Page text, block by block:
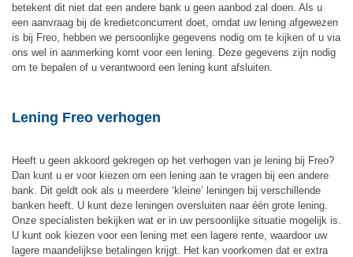
betekent dit niet dat een andere bank u geen aanbod zal doen. Als u
een aanvraag bij de kredietconcurrent doet, omdat uw lening afgewezen
is bij Freo, hebben we persoonlijke gegevens nodig om te kijken of u via
ons wel in aanmerking komt voor een lening. Deze gegevens zijn nodig
om te bepalen of u verantwoord een lening kunt afsluiten.
Lening Freo verhogen
Heeft u geen akkoord gekregen op het verhogen van je lening bij Freo?
Dan kunt u er voor kiezen om een lening aan te vragen bij een andere
bank. Dit geldt ook als u meerdere ‘kleine’ leningen bij verschillende
banken heeft. U kunt deze leningen oversluiten naar één grote lening.
Onze specialisten bekijken wat er in uw persoonlijke situatie mogelijk is.
U kunt ook kiezen voor een lening met een lagere rente, waardoor uw
lagere maandelijkse betalingen krijgt. Het kan voorkomen dat er extra